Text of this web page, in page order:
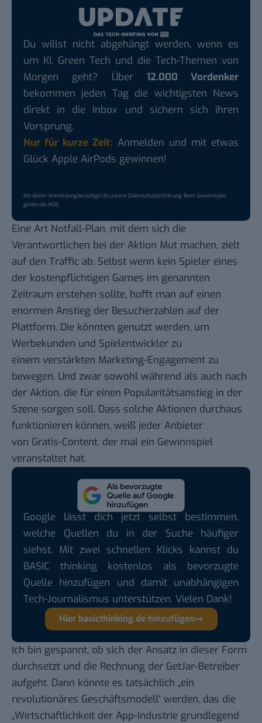
Du willst nicht abgehängt werden, wenn es
um KI, Green Tech und die Tech-Themen von
Morgen geht? Über 12.000 Vordenker
bekommen jeden Tag die wichtigsten News
direkt in die Inbox und sichern sich ihren
Vorsprung.
Nur für kurze Zeit: Anmelden und mit etwas
Glück Apple AirPods gewinnen!
Mit deiner Anmeldung bestätigst du unsereDatenschutzerklärung. Beim Gewinnspiel
gelten dieAGB.
Eine Art Notfall-Plan, mit dem sich die
Verantwortlichen bei der Aktion Mut machen, zielt
auf den Traffic ab. Selbst wenn kein Spieler eines
der kostenpflichtigen Games im genannten
Zeitraum erstehen sollte, hofft man auf einen
enormen Anstieg der Besucherzahlen auf der
Plattform. Die könnten genutzt werden, um
Werbekunden und Spielentwickler zu
einem verstärkten Marketing-Engagement zu
bewegen. Und zwar sowohl während als auch nach
der Aktion, die für einen Popularitätsanstieg in der
Szene sorgen soll. Dass solche Aktionen durchaus
funktionieren können, weiß jeder Anbieter
von Gratis-Content, der mal ein Gewinnspiel
veranstaltet hat.
Google lässt dich jetzt selbst bestimmen,
welche Quellen du in der Suche häufiger
siehst. Mit zwei schnellen Klicks kannst du
BASIC thinking kostenlos als bevorzugte
Quelle hinzufügen und damit unabhängigen
Tech-Journalismus unterstützen. Vielen Dank!
Hier basicthinking.de hinzufügen
Ich bin gespannt, ob sich der Ansatz in dieser Form
durchsetzt und die Rechnung der GetJar-Betreiber
aufgeht. Dann könnte es tatsächlich „ein
revolutionäres Geschäftsmodell“ werden, das die
„Wirtschaftlichkeit der App-Industrie grundlegend